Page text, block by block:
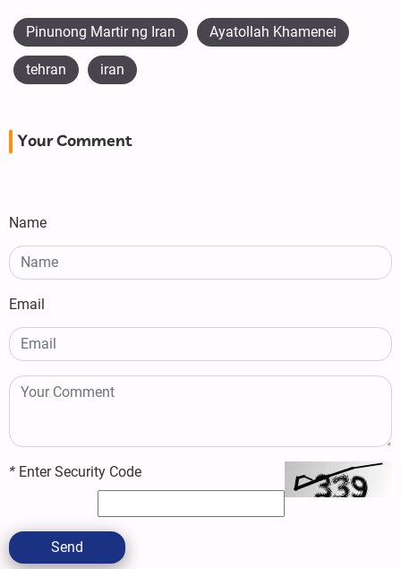
Pinunong Martir ng Iran Ayatollah Khamenei
tehran iran
Your Comment
Name
Email
* Enter Security Code
Send